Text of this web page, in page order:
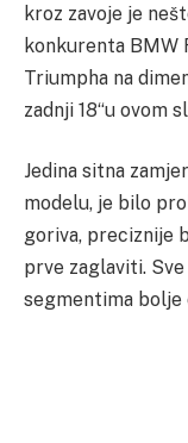
kroz zavoje je
konkurenta BMW
Triumpha na
zadnji 18“u ovom
Jedina sitna
modelu, je bilo
goriva, preciznije
prve zaglaviti.
segmentima bolje